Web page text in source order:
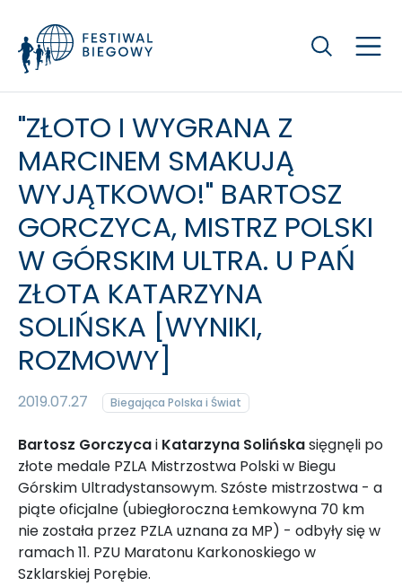
Szukaj
"ZŁOTO I WYGRANA Z
MARCINEM SMAKUJĄ
WYJĄTKOWO!" BARTOSZ
GORCZYCA, MISTRZ POLSKI
W GÓRSKIM ULTRA. U PAŃ
ZŁOTA KATARZYNA
SOLIŃSKA [WYNIKI,
ROZMOWY]
2019.07.27 Biegająca Polska i Świat
Bartosz Gorczycai Katarzyna Solińskasięgnęli po
złote medale PZLA Mistrzostwa Polski w Biegu
Górskim Ultradystansowym. Szóste mistrzostwa - a
piąte oficjalne (ubiegłoroczna Łemkowyna 70 km
nie została przez PZLA uznana za MP) - odbyły się w
ramach 11. PZU Maratonu Karkonoskiego w
Szklarskiej Porębie.